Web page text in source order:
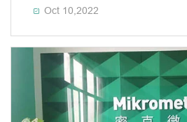
 Oct 10,2022